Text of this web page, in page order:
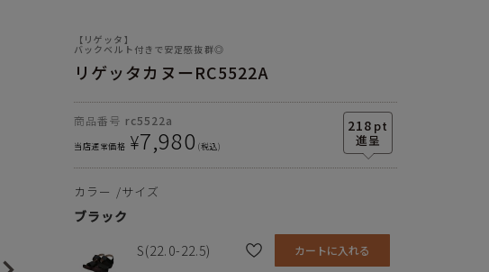
【リゲッタ】
バックベルト付きで安定感抜群◎
リゲッタカヌーRC5522A
218 pt
商品番号 rc5522a
当店通常価格 ¥7,980 税込
カラー サイズ
ブラック
S(22.0-22.5)
カートに入れる
靴底
サイズ S
足長
22.0～
22.5cm
23.5cm
24.5cm
25.5cm
幅
8.3cm 8.5cm
9.0cm
軽量
屈曲性
リンクコーデ
エイジレス